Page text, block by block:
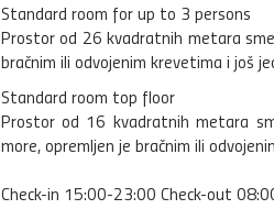
Standard room for up to 3 persons
Prostor od 26 kvadratnih metara
bračnim ili odvojenim krevetima i još
Standard room top floor
Prostor od 16 kvadratnih metara
more, opremljen je bračnim ili
Check-in 15:00-23:00 Check-out